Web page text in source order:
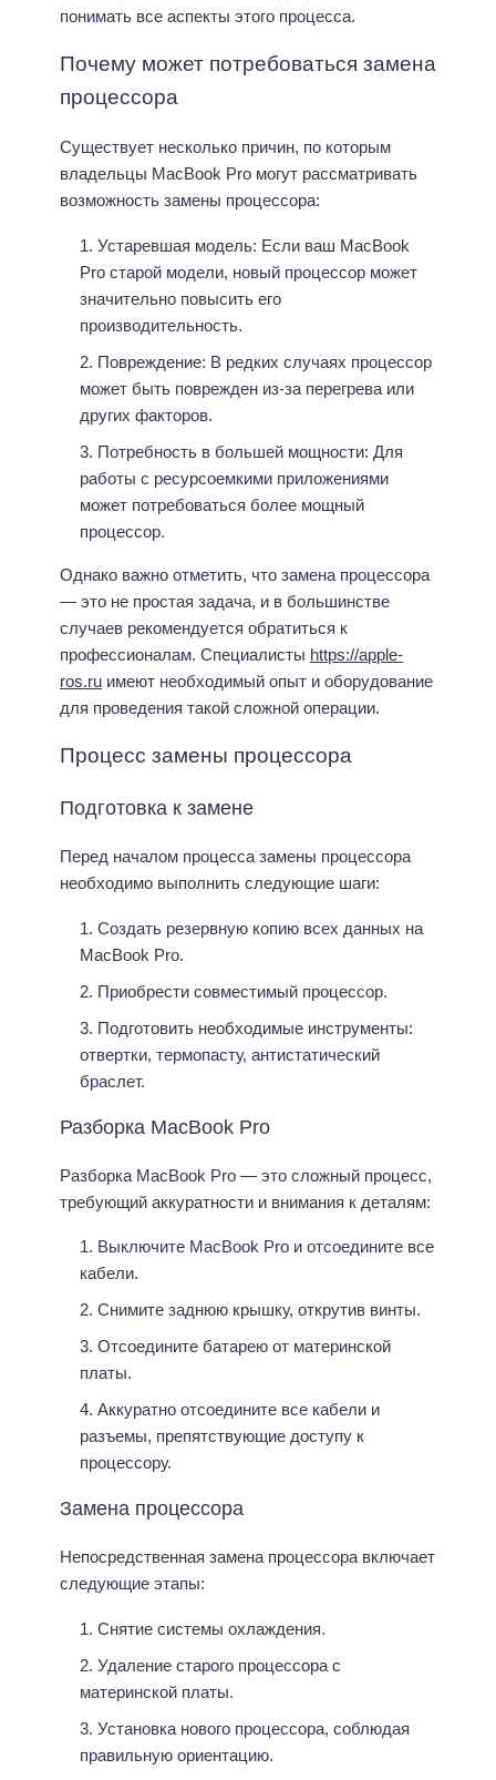
понимать все аспекты этого процесса.
Почему может потребоваться замена
процессора
Существует несколько причин, по которым
владельцы MacBook Pro могут рассматривать
возможность замены процессора:
Устаревшая модель: Если ваш MacBook
Pro старой модели, новый процессор может
значительно повысить его
производительность.
Повреждение: В редких случаях процессор
может быть поврежден из-за перегрева или
других факторов.
Потребность в большей мощности: Для
работы с ресурсоемкими приложениями
может потребоваться более мощный
процессор.
Однако важно отметить, что замена процессора
— это не простая задача, и в большинстве
случаев рекомендуется обратиться к
профессионалам. Специалисты https://apple-
ros.ru имеют необходимый опыт и оборудование
для проведения такой сложной операции.
Процесс замены процессора
Подготовка к замене
Перед началом процесса замены процессора
необходимо выполнить следующие шаги:
Создать резервную копию всех данных на
MacBook Pro.
Приобрести совместимый процессор.
Подготовить необходимые инструменты:
отвертки, термопасту, антистатический
браслет.
Разборка MacBook Pro
Разборка MacBook Pro — это сложный процесс,
требующий аккуратности и внимания к деталям:
Выключите MacBook Pro и отсоедините все
кабели.
Снимите заднюю крышку, открутив винты.
Отсоедините батарею от материнской
платы.
Аккуратно отсоедините все кабели и
разъемы, препятствующие доступу к
процессору.
Замена процессора
Непосредственная замена процессора включает
следующие этапы:
Снятие системы охлаждения.
Удаление старого процессора с
материнской платы.
Установка нового процессора, соблюдая
правильную ориентацию.